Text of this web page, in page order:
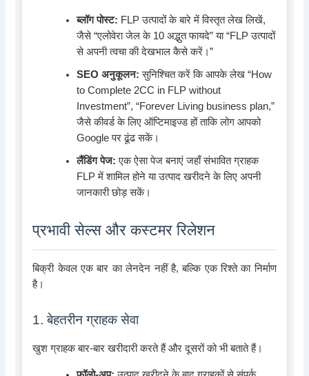
ब्लॉग पोस्ट: FLP उत्पादों के बारे में विस्तृत लेख लिखें,
जैसे “एलोवेरा जेल के 10 अद्भुत फायदे” या “FLP उत्पादों
से अपनी त्वचा की देखभाल कैसे करें।”
SEO अनुकूलन: सुनिश्चित करें कि आपके लेख “How
to Complete 2CC in FLP without
Investment”, “Forever Living business plan,”
जैसे कीवर्ड के लिए ऑप्टिमाइज्ड हों ताकि लोग आपको
Google पर ढूंढ सकें।
लैंडिंग पेज: एक ऐसा पेज बनाएं जहाँ संभावित ग्राहक
FLP में शामिल होने या उत्पाद खरीदने के लिए अपनी
जानकारी छोड़ सकें।
प्रभावी सेल्स और कस्टमर रिलेशन
बिक्री केवल एक बार का लेनदेन नहीं है, बल्कि एक रिश्ते का निर्माण
है।
1. बेहतरीन ग्राहक सेवा
खुश ग्राहक बार-बार खरीदारी करते हैं और दूसरों को भी बताते हैं।